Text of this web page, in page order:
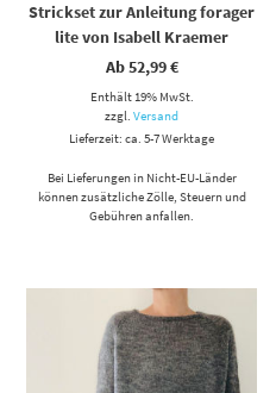
Strickset zur Anleitung forager
lite von Isabell Kraemer
Ab52,99€
Enthält 19% MwSt.
zzgl.Versand
Lieferzeit: ca. 5-7 Werktage
Bei Lieferungen in Nicht-EU-Länder
können zusätzliche Zölle, Steuern und
Gebühren anfallen.
Dieses Produkt weist mehrere Varianten auf. Die Optionen können auf der Produktseite gewählt werden